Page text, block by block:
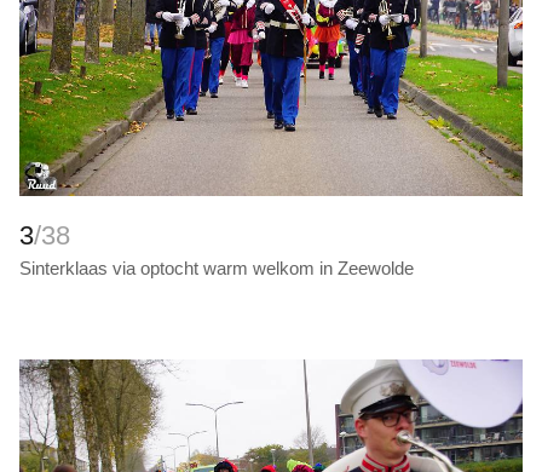
3/38
Sinterklaas via optocht warm welkom in Zeewolde